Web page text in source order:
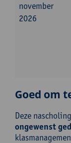
november
2026
Goed om
Deze
ongewenst